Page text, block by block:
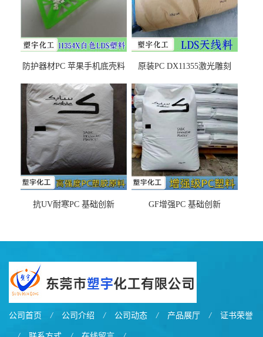
防护器材PC 苹果手机底壳料
之忧
原装PC DX11355激光雕刻
抗UV耐寒PC 基础创新
GF增强PC 基础创新
公司首页 / 公司介绍 / 公司动态 / 产品展厅 / 证书荣誉